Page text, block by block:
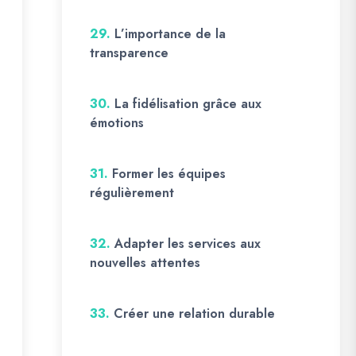
29. L’importance de la
transparence
30. La fidélisation grâce aux
émotions
31. Former les équipes
régulièrement
32. Adapter les services aux
nouvelles attentes
33. Créer une relation durable